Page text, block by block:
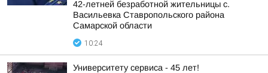
42-летней безработной жительницы с.
Васильевка Ставропольского района
Самарской области
10:24
Университету сервиса - 45 лет!